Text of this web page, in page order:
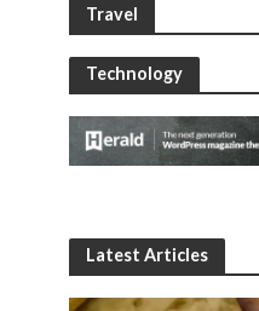
Travel
Technology
Latest Articles